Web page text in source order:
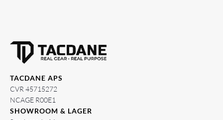
TACDANE APS
CVR 45715272
NCAGE R00E1
SHOWROOM & LAGER